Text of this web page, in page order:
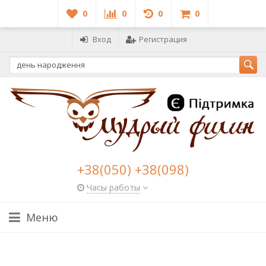
0 0 0 0
Вход Регистрация
+38(050) +38(098)
Часы работы
Меню